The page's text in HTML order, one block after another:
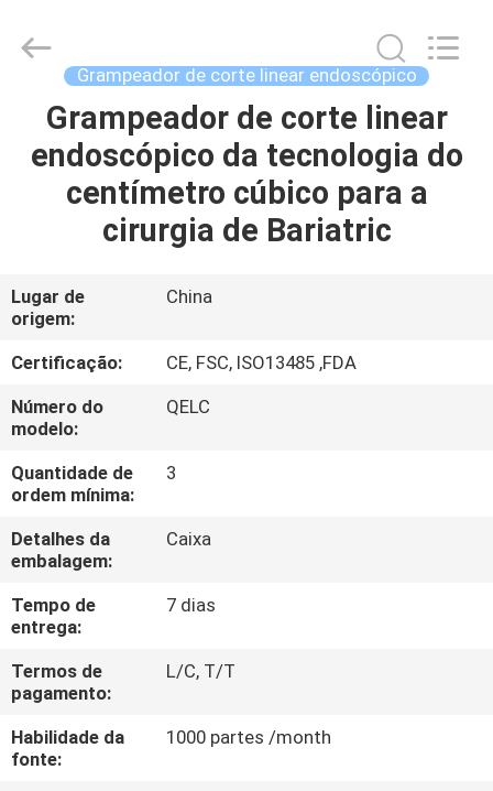
CASA
PRODUTOS
NÓS
EXCURSÃO
DA
FÁBRICA
CONTROLE
DA
CONTACTE-
NOS
PEÇA
LTD.
Grampeador de corte linear endoscópico
Grampeador de corte linear
endoscópico da tecnologia do
centímetro cúbico para a
cirurgia de Bariatric
Lugar de
origem:
China
Certificação:
CE, FSC, ISO13485 ,FDA
Número do
modelo:
QELC
Quantidade de
ordem mínima:
3
Detalhes da
embalagem:
Caixa
Tempo de
entrega:
7 dias
Termos de
pagamento:
L/C, T/T
Habilidade da
fonte:
1000 partes /month